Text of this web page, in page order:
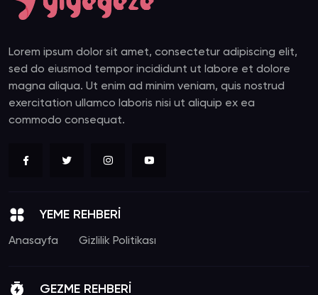
Lorem ipsum dolor sit amet, consectetur adipiscing elit,
sed do eiusmod tempor incididunt ut labore et dolore
magna aliqua. Ut enim ad minim veniam, quis nostrud
exercitation ullamco laboris nisi ut aliquip ex ea
commodo consequat.
YEME REHBERİ
Anasayfa Gizlilik Politikası
GEZME REHBERİ